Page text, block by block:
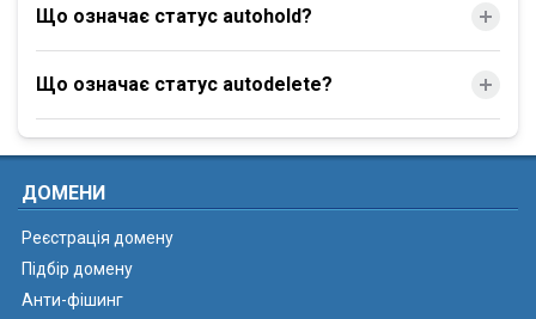
Що означає статус autohold?
Що означає статус autodelete?
ДОМЕНИ
Реєстрація домену
Підбір домену
Анти-фішинг